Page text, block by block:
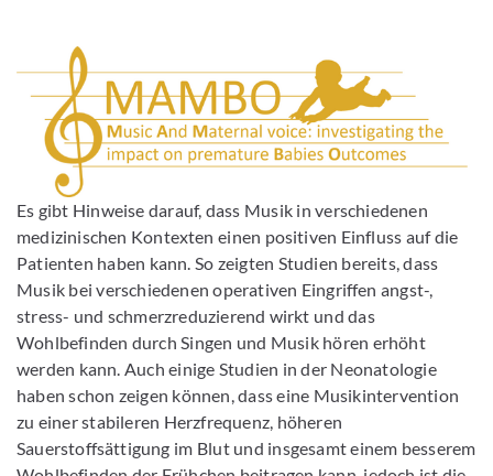
Es gibt Hinweise darauf, dass Musik in verschiedenen
medizinischen Kontexten einen positiven Einfluss auf die
Patienten haben kann. So zeigten Studien bereits, dass
Musik bei verschiedenen operativen Eingriffen angst-,
stress- und schmerzreduzierend wirkt und das
Wohlbefinden durch Singen und Musik hören erhöht
werden kann. Auch einige Studien in der Neonatologie
haben schon zeigen können, dass eine Musikintervention
zu einer stabileren Herzfrequenz, höheren
Sauerstoffsättigung im Blut und insgesamt einem besserem